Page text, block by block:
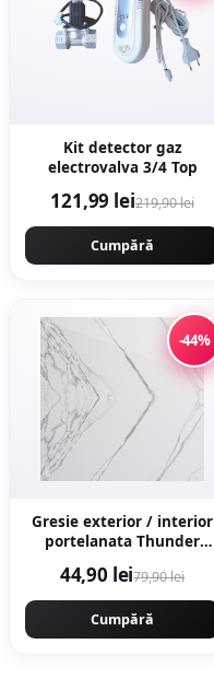
Kit detector gaz
electrovalva 3/4 Top
121,99 lei219,90 lei
Cumpără
-44%
Gresie exterior / interior
portelanata Thunder
120 cm lucioasa
rectificata tip marmura
44,90 lei79,90 lei
Cumpără